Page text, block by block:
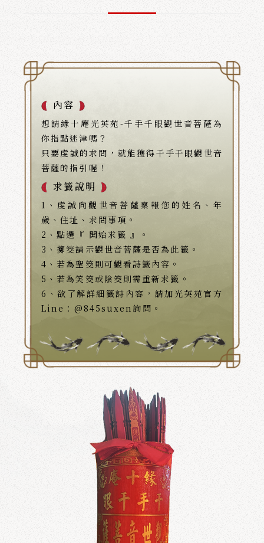
內容
想請緣十庵光英苑-千手千眼觀世音菩薩為
你指點迷津嗎？
只要虔誠的求問，就能獲得千手千眼觀世音
菩薩的指引喔！
求籤說明
1、虔誠向觀世音菩薩稟報您的姓名、年
歲、住址、求問事項。
2、點選『 開始求籤 』。
3、擲筊請示觀世音菩薩是否為此籤。
4、若為聖筊則可觀看詩籤內容。
5、若為笑筊或陰筊則需重新求籤。
6、欲了解詳細籤詩內容，請加光英苑官方
Line：@845suxen詢問。